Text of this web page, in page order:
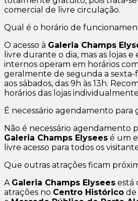
comercial de livre circulação.
Qual é o horário de
O acesso à Galeria Champs
livre durante o dia, mas as lojas
internos operam em horários
geralmente de segunda a sexta-
aos sábados, das 9h às 13h.
horários das lojas
É necessário agendamento para
Não é necessário agendamento
Galeria Champs Elysees é um
livre acesso para todos os
Que outras atrações ficam
A Galeria Champs Elysees está
atrações no Centro Histórico de